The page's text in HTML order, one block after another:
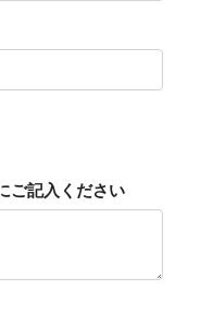
ご記入ください